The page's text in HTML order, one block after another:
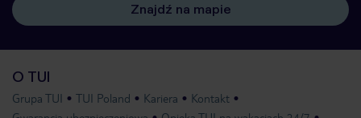
Znajdź na mapie
O TUI
Grupa TUI TUI Poland Kariera
Kontakt